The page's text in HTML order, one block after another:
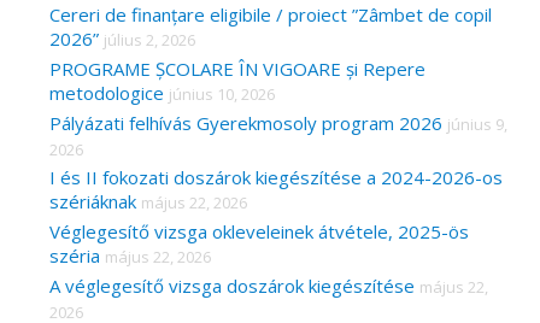
Cereri de finanțare eligibile / proiect ”Zâmbet de copil
2026” július 2, 2026
PROGRAME ȘCOLARE ÎN VIGOARE și Repere
metodologice június 10, 2026
Pályázati felhívás Gyerekmosoly program 2026 június 9,
2026
I és II fokozati doszárok kiegészítése a 2024-2026-os
szériáknak május 22, 2026
Véglegesítő vizsga okleveleinek átvétele, 2025-ös
széria május 22, 2026
A véglegesítő vizsga doszárok kiegészítése május 22,
2026